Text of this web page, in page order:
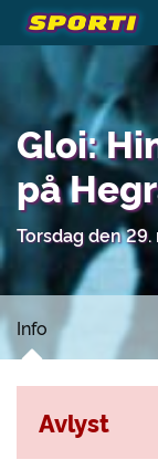
Gloi:
på
Torsdag den
Info
Avlyst